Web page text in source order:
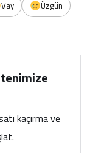
Vay
Üzgün
kaçırma ve